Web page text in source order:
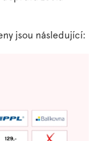
jsou následující: